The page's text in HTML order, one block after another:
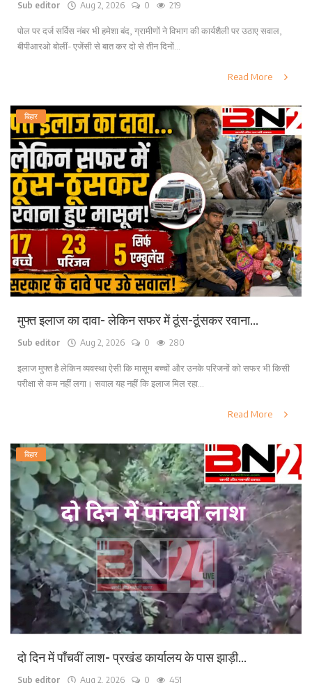
Sub editor Aug 2, 2026 0 219
पोल पर दर्ज सर्विस नंबर भी हमेशा बंद, ग्रामीणों ने विभाग की कार्यशैली पर उठाए सवाल,
बीपीआरओ बोलीं- एजेंसी से बात कर दो से तीन दिनों...
Read More
बिहार
मुफ्त इलाज का दावा- लेकिन सफर में ठूंस-ठूंसकर रवाना...
Sub editor Aug 2, 2026 0 280
इलाज मुफ्त है लेकिन व्यवस्था ऐसी कि मासूम बच्चों और उनके परिजनों को सफर भी किसी
परीक्षा से कम नहीं लगा। सवाल यह नहीं कि इलाज मिल रहा...
Read More
बिहार
दो दिन में पाँचवीं लाश- प्रखंड कार्यालय के पास झाड़ी...
Sub editor Aug 2, 2026 0 451